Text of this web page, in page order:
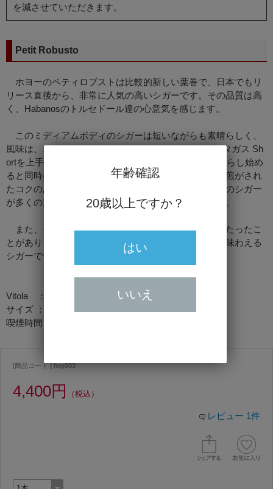
を減させていただきます。
Petit Robusto
ホヨーのペティロブストは比較的新しい葉巻で、日本でもリ
リース直後から、非常に人気の高いシガーです。その品質は高
く、Habanosのトルセドール達の心意気を感じます。
このミディアムボディのシガーは短いながらも素晴らしく、
風味は、オヨー・ド・モントレー Epicure 2 と、パルタガス Sh
ortを上手くミックスさせたようなフレーバーです。燻らし始め
ると同時に口腔に広がる豊かな甘み、スモーキーな焙煎がされ
たコクのある珈琲、そして芳ばしいナッツの風味。このシガー
が多くの葉巻愛好家に好まれる理由が良くわかります。
また、その品質の高さから、ドローの悪いものに当たったこ
とがありません。正統派ハバナシガーの風味が充分に味わえる
シガーです。
Vitola ：ペティロブスト
サイズ ：102mm×19.84mｍ
喫煙時間：約30min
[商品コード ] hoy003
4,400円 （税込）
レビュー 1件
年齢確認
20歳以上ですか？
はい
いいえ